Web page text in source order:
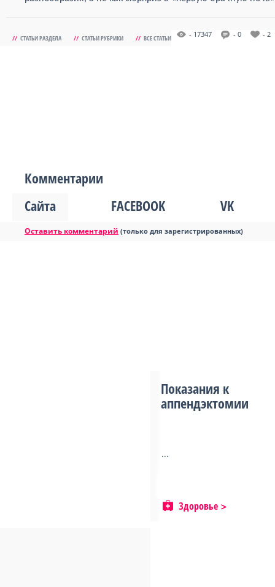
// СТАТЬИ РАЗДЕЛА // СТАТЬИ РУБРИКИ // ВСЕ СТАТЬИ - 17347 - 0 - 2
Комментарии
Сайта
FACEBOOK VK
Оставить комментарий (только для зарегистрированных)
Показания к
аппендэктомии
...
Здоровье